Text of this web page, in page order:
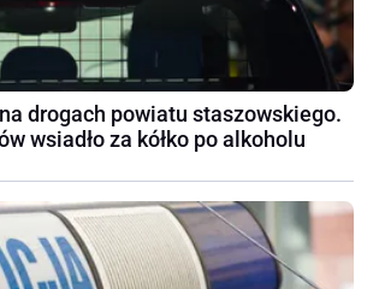
drogach powiatu staszowskiego.
wsiadło za kółko po alkoholu